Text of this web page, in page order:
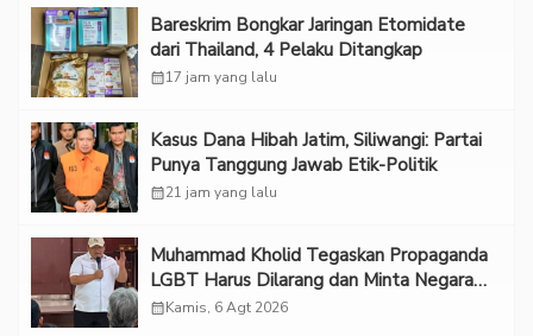
Bareskrim Bongkar Jaringan Etomidate
dari Thailand, 4 Pelaku Ditangkap
calendar_month17 jam yang lalu
Kasus Dana Hibah Jatim, Siliwangi: Partai
Punya Tanggung Jawab Etik-Politik
calendar_month21 jam yang lalu
Muhammad Kholid Tegaskan Propaganda
LGBT Harus Dilarang dan Minta Negara
Melindungi Korban
calendar_monthKamis, 6 Agt 2026